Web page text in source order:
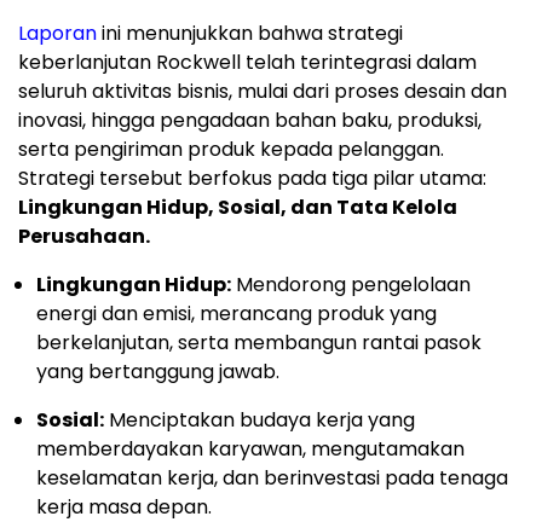
Laporanini menunjukkan bahwa strategi
keberlanjutan Rockwell telah terintegrasi dalam
seluruh aktivitas bisnis, mulai dari proses desain dan
inovasi, hingga pengadaan bahan baku, produksi,
serta pengiriman produk kepada pelanggan.
Strategi tersebut berfokus pada tiga pilar utama:
Lingkungan Hidup, Sosial, dan Tata Kelola
Perusahaan.
Lingkungan Hidup: Mendorong pengelolaan
energi dan emisi, merancang produk yang
berkelanjutan, serta membangun rantai pasok
yang bertanggung jawab.
Sosial: Menciptakan budaya kerja yang
memberdayakan karyawan, mengutamakan
keselamatan kerja, dan berinvestasi pada tenaga
kerja masa depan.